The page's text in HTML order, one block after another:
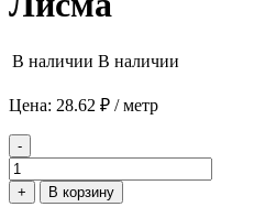
В наличии В наличии
Цена: 28.62 ₽ / метр
-
+ В корзину